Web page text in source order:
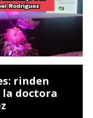
rinden
la doctora